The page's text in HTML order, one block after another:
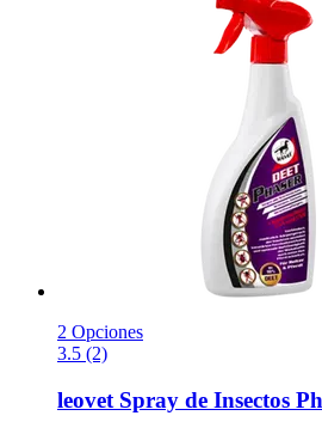
2 Opciones
3.5 (2)
leovet Spray de Insectos